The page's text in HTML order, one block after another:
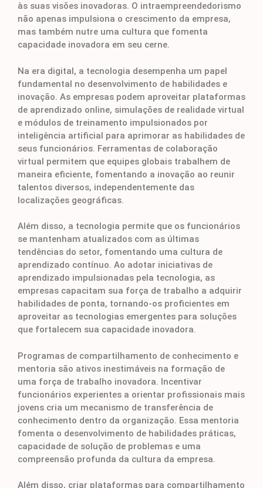
às suas visões inovadoras. O intraempreendedorismo
não apenas impulsiona o crescimento da empresa,
mas também nutre uma cultura que fomenta
capacidade inovadora em seu cerne.
Na era digital, a tecnologia desempenha um papel
fundamental no desenvolvimento de habilidades e
inovação. As empresas podem aproveitar plataformas
de aprendizado online, simulações de realidade virtual
e módulos de treinamento impulsionados por
inteligência artificial para aprimorar as habilidades de
seus funcionários. Ferramentas de colaboração
virtual permitem que equipes globais trabalhem de
maneira eficiente, fomentando a inovação ao reunir
talentos diversos, independentemente das
localizações geográficas.
Além disso, a tecnologia permite que os funcionários
se mantenham atualizados com as últimas
tendências do setor, fomentando uma cultura de
aprendizado contínuo. Ao adotar iniciativas de
aprendizado impulsionadas pela tecnologia, as
empresas capacitam sua força de trabalho a adquirir
habilidades de ponta, tornando-os proficientes em
aproveitar as tecnologias emergentes para soluções
que fortalecem sua capacidade inovadora.
Programas de compartilhamento de conhecimento e
mentoria são ativos inestimáveis na formação de
uma força de trabalho inovadora. Incentivar
funcionários experientes a orientar profissionais mais
jovens cria um mecanismo de transferência de
conhecimento dentro da organização. Essa mentoria
fomenta o desenvolvimento de habilidades práticas,
capacidade de solução de problemas e uma
compreensão profunda da cultura da empresa.
Além disso, criar plataformas para compartilhamento